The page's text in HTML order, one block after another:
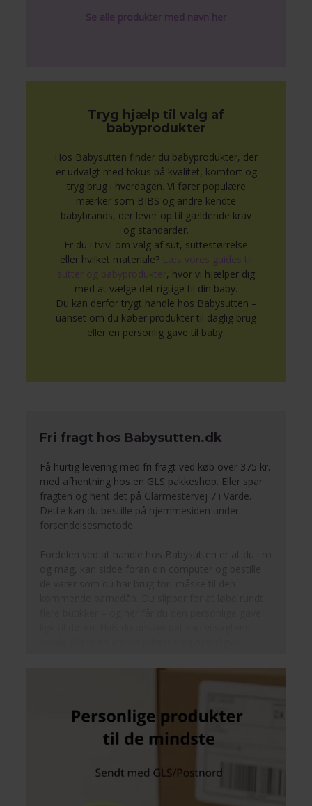
Se alle produkter med navn her
Tryg hjælp til valg af
babyprodukter
Hos Babysutten finder du babyprodukter, der
er udvalgt med fokus på kvalitet, komfort og
tryg brug i hverdagen. Vi fører populære
mærker som BIBS og andre kendte
babybrands, der lever op til gældende krav
og standarder.
Er du i tvivl om valg af sut, suttestørrelse
eller hvilket materiale? Læs vores guides til
sutter og babyprodukter, hvor vi hjælper dig
med at vælge det rigtige til din baby.
Du kan derfor trygt handle hos Babysutten –
uanset om du køber produkter til daglig brug
eller en personlig gave til baby.
Fri fragt hos Babysutten.dk
Få hurtig levering med fri fragt ved køb over 375 kr.
med afhentning hos en GLS pakkeshop. Eller spar
fragten og hent det på Glarmestervej 7 i Varde.
Dette kan du bestille på hjemmesiden under
forsendelsesmetode.
Fordelen ved at handle hos Babysutten er at du i ro
Vi har levering på 1-3 dage på de fleste produkter,
blot at du skal bruge det hurtigt.
Vil du gerne give en gave men er usikker på hvad
du let købe etprint selv gavekort, der nemt kan